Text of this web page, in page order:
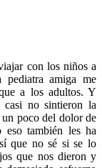
con los niños a
pediatra amiga me
a los adultos. Y
casi no sintieron la
poco del dolor de
eso también les ha
que no sé si se lo
que nos dieron y